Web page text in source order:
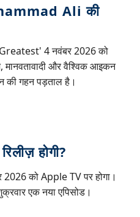
Ali की
Greatest' 4 नवंबर 2026 को
मानवतावादी और वैश्विक आइकन
की गहन पड़ताल है।
होगी?
को Apple TV पर होगा।
एक नया एपिसोड।